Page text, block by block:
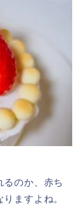
るのか、赤ち
ますよね。